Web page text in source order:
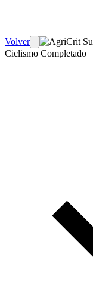
Volver
Ciclismo Completado